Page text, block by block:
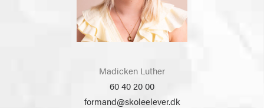
Madicken Luther
60 40 20 00
formand@skoleelever.dk